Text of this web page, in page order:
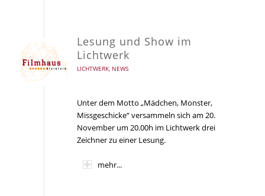
Lesung und Show im
Lichtwerk
LICHTWERK, NEWS
Unter dem Motto „Mädchen, Monster,
Missgeschicke“ versammeln sich am 20.
November um 20.00h im Lichtwerk drei
Zeichner zu einer Lesung.
mehr...